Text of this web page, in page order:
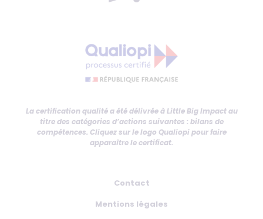
La certification qualité a été délivrée à Little Big Impact au
titre des catégories d’actions suivantes : bilans de
compétences. Cliquez sur le logo Qualiopi pour faire
apparaître le certificat.
Contact
Mentions légales